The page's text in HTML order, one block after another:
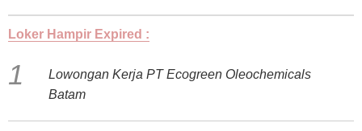
Loker Hampir Expired :
Lowongan Kerja PT Ecogreen Oleochemicals
Batam